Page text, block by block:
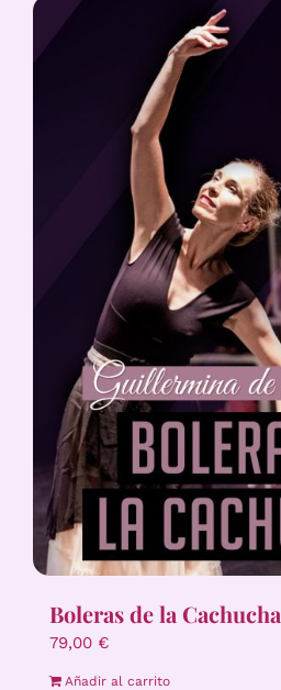
Boleras de la Cachucha
79,00 €
Añadir al carrito